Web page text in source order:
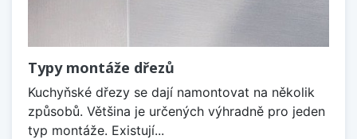
Typy montáže dřezů
Kuchyňské dřezy se dají namontovat na několik
způsobů. Většina je určených výhradně pro jeden
typ montáže. Existují...